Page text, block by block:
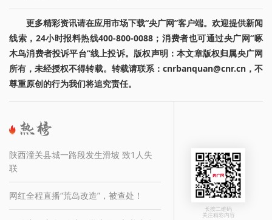
更多精彩资讯请在应用市场下载“央广网”客户端。欢迎提供新闻
线索，24小时报料热线400-800-0088；消费者也可通过央广网“啄
木鸟消费者投诉平台”线上投诉。版权声明：本文章版权归属央广网
所有，未经授权不得转载。转载请联系：cnrbanquan@cnr.cn，不
尊重原创的行为我们将追究责任。
陕西潼关县城一路段发生滑坡 致1人失
联
网红全程直播“荒岛改造”，被查处！
长按二维码
关注精彩内容